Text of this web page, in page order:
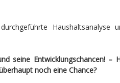
Haushaltsanalyse
seine Entwicklungschancen! –
noch eine Chance?